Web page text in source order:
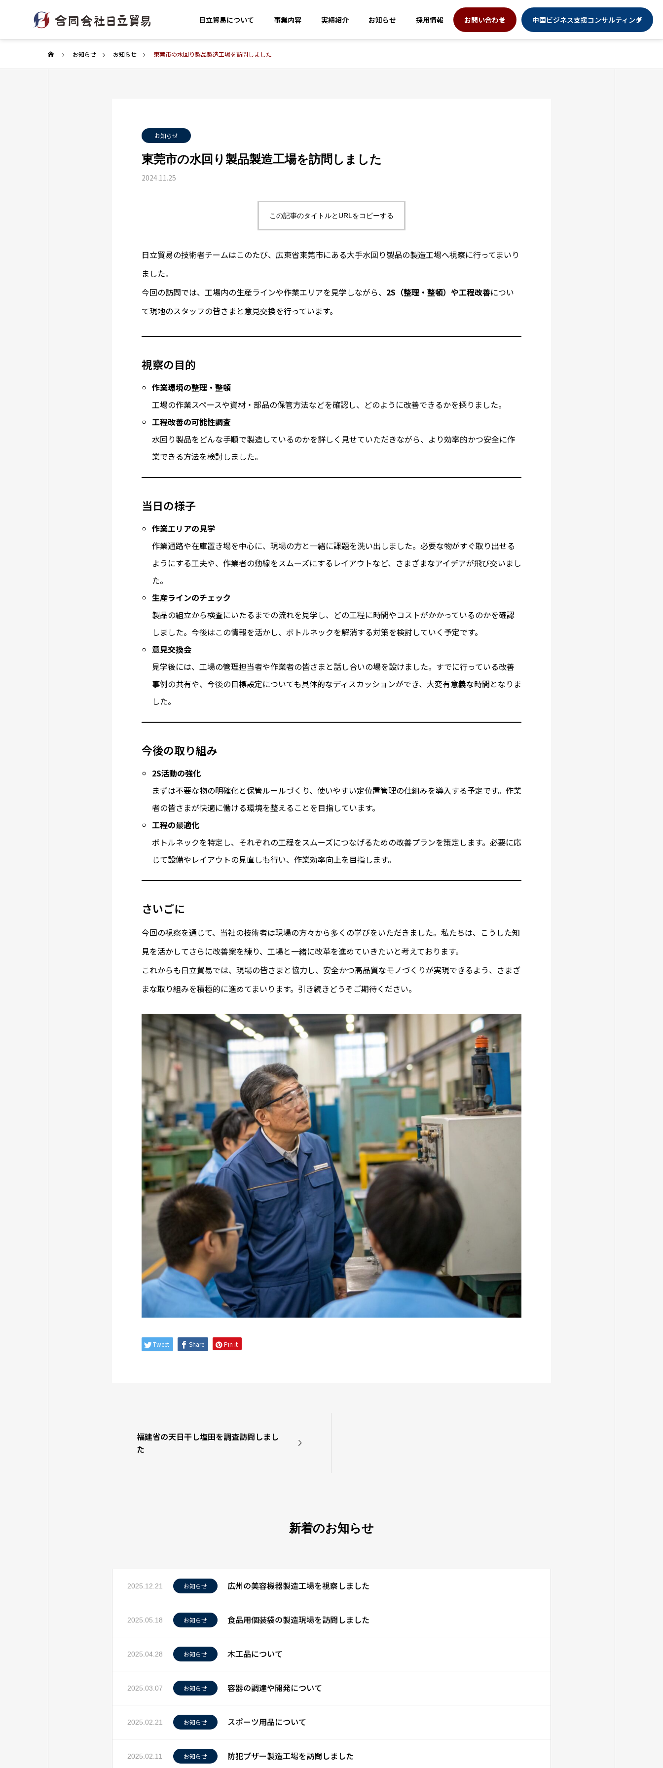
日立貿易について 事業内容 実績紹介 お知らせ 採用情報 お問い合わせ 中国ビジネス支援コンサルティング
中国OEM製造の専門家
OEM Manufacturing Professionals
業界ごとの製造サポート
お知らせ お知らせ 東莞市の水回り製品製造工場を訪問しました
お知らせ
東莞市の水回り製品製造工場を訪問しました
2024.11.25
この記事のタイトルとURLをコピーする
日立貿易の技術者チームはこのたび、広東省東莞市にある大手水回り製品の製造工場へ視察に行ってまいり
ました。
今回の訪問では、工場内の生産ラインや作業エリアを見学しながら、 2S（整理・整頓）や工程改善につい
て現地のスタッフの皆さまと意見交換を行っています。
視察の目的
作業環境の整理・整頓
工場の作業スペースや資材・部品の保管方法などを確認し、どのように改善できるかを探りました。
工程改善の可能性調査
水回り製品をどんな手順で製造しているのかを詳しく見せていただきながら、より効率的かつ安全に作
業できる方法を検討しました。
当日の様子
作業エリアの見学
作業通路や在庫置き場を中心に、現場の方と一緒に課題を洗い出しました。必要な物がすぐ取り出せる
ようにする工夫や、作業者の動線をスムーズにするレイアウトなど、さまざまなアイデアが飛び交いまし
た。
生産ラインのチェック
製品の組立から検査にいたるまでの流れを見学し、どの工程に時間やコストがかかっているのかを確認
しました。今後はこの情報を活かし、ボトルネックを解消する対策を検討していく予定です。
意見交換会
見学後には、工場の管理担当者や作業者の皆さまと話し合いの場を設けました。すでに行っている改善
事例の共有や、今後の目標設定についても具体的なディスカッションができ、大変有意義な時間となりま
した。
今後の取り組み
2S活動の強化
まずは不要な物の明確化と保管ルールづくり、使いやすい定位置管理の仕組みを導入する予定です。作業
者の皆さまが快適に働ける環境を整えることを目指しています。
工程の最適化
ボトルネックを特定し、それぞれの工程をスムーズにつなげるための改善プランを策定します。必要に応
じて設備やレイアウトの見直しも行い、作業効率向上を目指します。
さいごに
今回の視察を通じて、当社の技術者は現場の方々から多くの学びをいただきました。私たちは、こうした知
見を活かしてさらに改善案を練り、工場と一緒に改革を進めていきたいと考えております。
これからも日立貿易では、現場の皆さまと協力し、安全かつ高品質なモノづくりが実現できるよう、さまざ
まな取り組みを積極的に進めてまいります。引き続きどうぞご期待ください。
Tweet Share Pin it
福建省の天日干し塩田を調査訪問しまし
た
新着のお知らせ
2025.12.21 お知らせ 広州の美容機器製造工場を視察しました
2025.05.18 お知らせ 食品用個装袋の製造現場を訪問しました
2025.04.28 お知らせ 木工品について
2025.03.07 お知らせ 容器の調達や開発について
2025.02.21 お知らせ スポーツ用品について
2025.02.11 お知らせ 防犯ブザー製造工場を訪問しました